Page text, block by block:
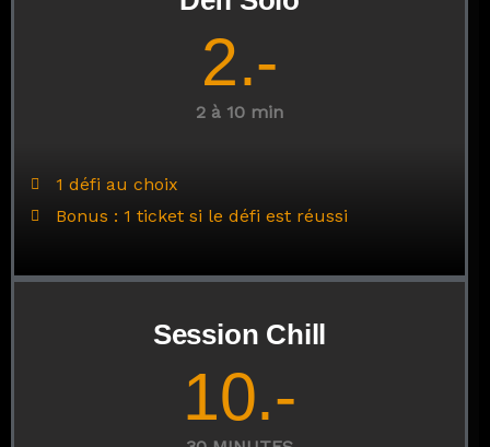
2.-
2 à 10 min
1 défi au choix
Bonus : 1 ticket si le défi est réussi
Session Chill
10.-